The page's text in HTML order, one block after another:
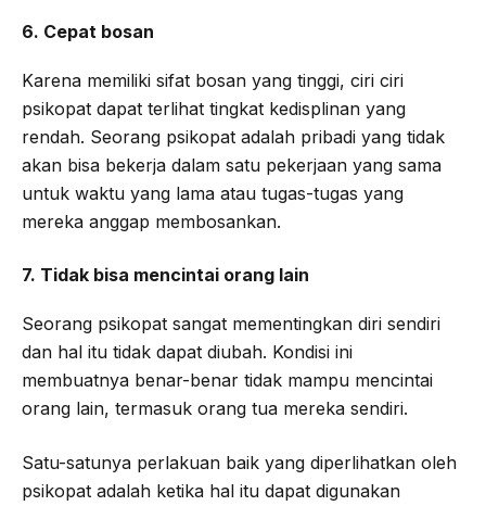
6. Cepat bosan
Karena memiliki sifat bosan yang tinggi, ciri ciri
psikopat dapat terlihat tingkat kedisplinan yang
rendah. Seorang psikopat adalah pribadi yang tidak
akan bisa bekerja dalam satu pekerjaan yang sama
untuk waktu yang lama atau tugas-tugas yang
mereka anggap membosankan.
7. Tidak bisa mencintai orang lain
Seorang psikopat sangat mementingkan diri sendiri
dan hal itu tidak dapat diubah. Kondisi ini
membuatnya benar-benar tidak mampu mencintai
orang lain, termasuk orang tua mereka sendiri.
Satu-satunya perlakuan baik yang diperlihatkan oleh
psikopat adalah ketika hal itu dapat digunakan